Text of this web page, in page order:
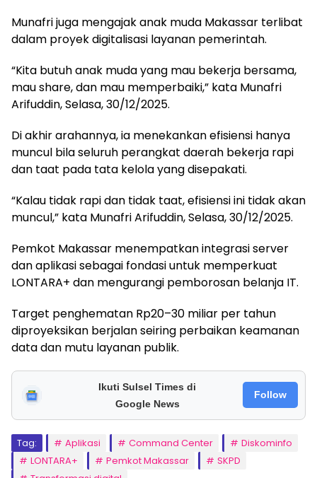
Munafri juga mengajak anak muda Makassar terlibat
dalam proyek digitalisasi layanan pemerintah.
“Kita butuh anak muda yang mau bekerja bersama,
mau share, dan mau memperbaiki,” kata Munafri
Arifuddin, Selasa, 30/12/2025.
Di akhir arahannya, ia menekankan efisiensi hanya
muncul bila seluruh perangkat daerah bekerja rapi
dan taat pada tata kelola yang disepakati.
“Kalau tidak rapi dan tidak taat, efisiensi ini tidak akan
muncul,” kata Munafri Arifuddin, Selasa, 30/12/2025.
Pemkot Makassar menempatkan integrasi server
dan aplikasi sebagai fondasi untuk memperkuat
LONTARA+ dan mengurangi pemborosan belanja IT.
Target penghematan Rp20–30 miliar per tahun
diproyeksikan berjalan seiring perbaikan keamanan
data dan mutu layanan publik.
Ikuti Sulsel Times di
Google News
Follow
Tag: Aplikasi Command Center
Diskominfo
LONTARA+
Pemkot Makassar
SKPD